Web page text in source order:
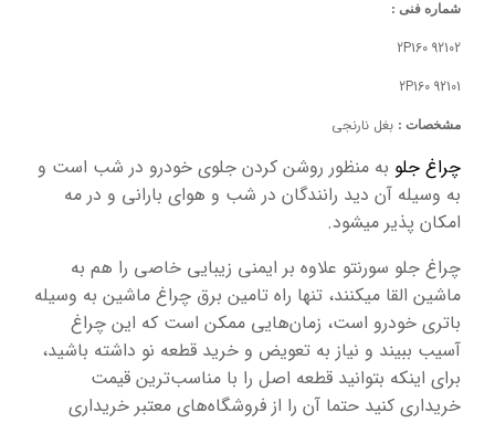
شماره فنی :
92102 2P160
92101 2P160
مشخصات : بغل نارنجی
چراغ جلو به منظور روشن کردن جلوی خودرو در شب است و
به وسیله آن دید رانندگان در شب و هوای بارانی و در مه
امکان پذیر میشود.
چراغ جلو سورنتو علاوه بر ایمنی زیبایی خاصی را هم به
ماشین القا میکنند، تنها راه تامین برق چراغ ماشین به وسیله
باتری خودرو است، زمان‌هایی ممکن است که این چراغ
آسیب ببیند و نیاز به تعویض و خرید قطعه نو داشته باشید،
برای اینکه بتوانید قطعه اصل را با مناسب‌ترین قیمت
خریداری کنید حتما آن را از فروشگاه‌های معتبر خریداری